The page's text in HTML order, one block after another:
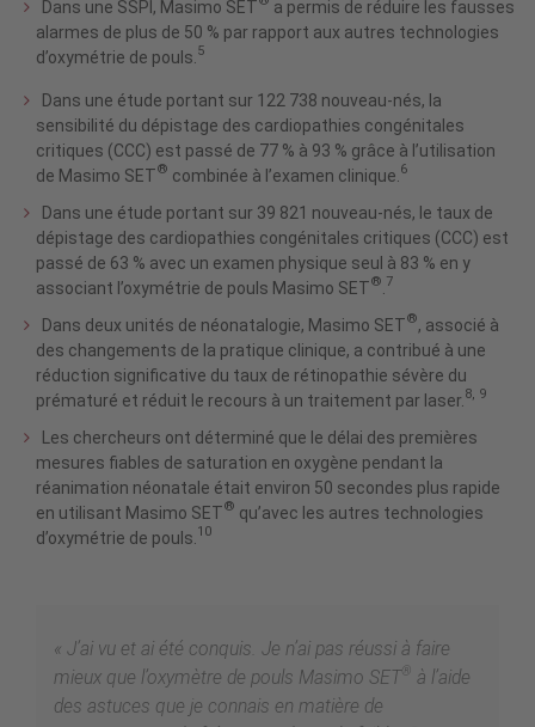
Dans une SSPI, Masimo SET
a permis de réduire les fausses
alarmes de plus de 50 % par rapport aux autres technologies
d’oxymétrie de pouls. 5
Dans une étude portant sur 122 738 nouveau-nés, la
sensibilité du dépistage des cardiopathies congénitales
critiques (CCC) est passé de 77 % à 93 % grâce à l’utilisation
de Masimo SET® combinée à l’examen clinique. 6
Dans une étude portant sur 39 821 nouveau-nés, le taux de
dépistage des cardiopathies congénitales critiques (CCC) est
passé de 63 % avec un examen physique seul à 83 % en y
associant l’oxymétrie de pouls Masimo SET® 7
Dans deux unités de néonatalogie, Masimo SET®, associé à
des changements de la pratique clinique, a contribué à une
réduction significative du taux de rétinopathie sévère du
prématuré et réduit le recours à un traitement par laser. 8, 9
Les chercheurs ont déterminé que le délai des premières
mesures fiables de saturation en oxygène pendant la
réanimation néonatale était environ 50 secondes plus rapide
en utilisant Masimo SET® qu’avec les autres technologies
d’oxymétrie de pouls. 10
« J’ai vu et ai été conquis. Je n’ai pas réussi à faire
mieux que l’oxymètre de pouls Masimo SET® à l’aide
des astuces que je connais en matière de